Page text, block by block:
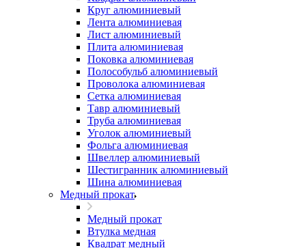
Круг алюминиевый
Лента алюминиевая
Лист алюминиевый
Плита алюминиевая
Поковка алюминиевая
Полособульб алюминиевый
Проволока алюминиевая
Сетка алюминиевая
Тавр алюминиевый
Труба алюминиевая
Уголок алюминиевый
Фольга алюминиевая
Швеллер алюминиевый
Шестигранник алюминиевый
Шина алюминиевая
Медный прокат
Медный прокат
Втулка медная
Квадрат медный